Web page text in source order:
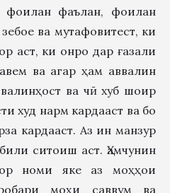
фаълан, фоилан
ва мутафовитест, ки
аст, ки онро дар ғазали
ва агар ҳам аввалин
ва чӣ хуб шоир
худ нарм кардааст ва бо
кардааст. Аз ин манзур
ситоиш аст. Ҳамчунин
номи яке аз моҳҳои
моҳи саввум ва